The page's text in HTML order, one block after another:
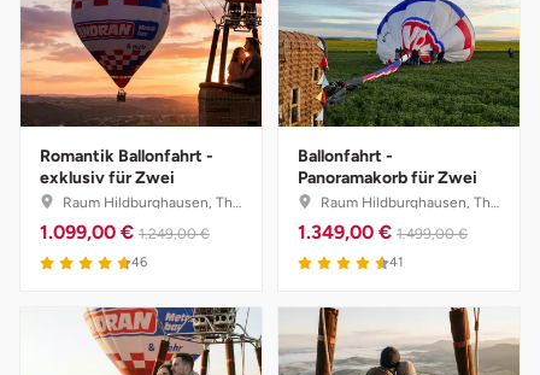
Romantik Ballonfahrt -
exklusiv für Zwei
Raum Hildburghausen, Thüringen
1.099,00 € 1.249,00 €
46
Ballonfahrt -
Panoramakorb für Zwei
Raum Hildburghausen, Thüringen
1.349,00 € 1.499,00 €
41
Kulmbach
Köln
Landkreis Rostock
Landshut
Langenselbold